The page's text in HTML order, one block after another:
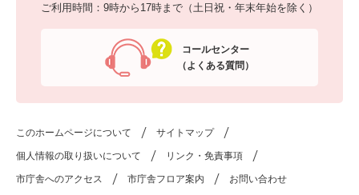
ご利用時間：9時から17時まで（土日祝・年末年始を除く）
コールセンター
（よくある質問）
このホームページについて サイトマップ
個人情報の取り扱いについて リンク・免責事項
市庁舎へのアクセス 市庁舎フロア案内 お問い合わせ